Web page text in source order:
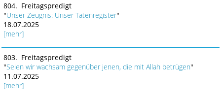
804. Freitagspredigt
"Unser Zeugnis: Unser Tatenregister"
18.07.2025
[mehr]
803. Freitagspredigt
"Seien wir wachsam gegenüber jenen, die mit Allah betrügen"
11.07.2025
[mehr]